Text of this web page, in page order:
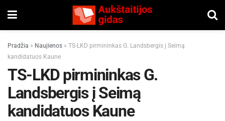
Pradžia » Naujienos » TS-LKD pirmininkas G. Landsbergis į Seimą
kandidatuos Kaune
TS-LKD pirmininkas G.
Landsbergis į Seimą
kandidatuos Kaune